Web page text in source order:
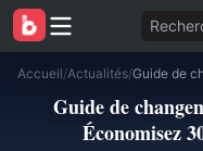
Accueil/Actualités/
Guide de
Économisez